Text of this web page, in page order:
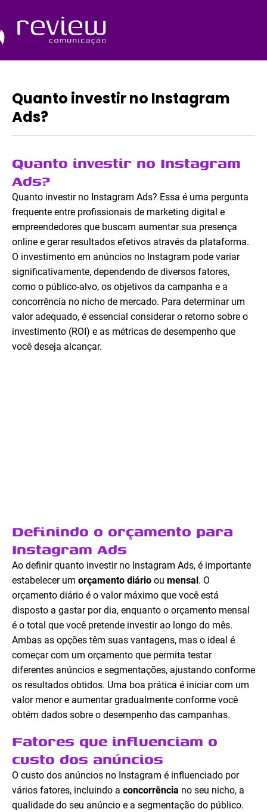
o
conteúdo
Quanto investir no Instagram
Ads?
Quanto investir no Instagram
Ads?
Quanto investir no Instagram Ads? Essa é uma pergunta
frequente entre profissionais de marketing digital e
empreendedores que buscam aumentar sua presença
online e gerar resultados efetivos através da plataforma.
O investimento em anúncios no Instagram pode variar
significativamente, dependendo de diversos fatores,
como o público-alvo, os objetivos da campanha e a
concorrência no nicho de mercado. Para determinar um
valor adequado, é essencial considerar o retorno sobre o
investimento (ROI) e as métricas de desempenho que
você deseja alcançar.
Definindo o orçamento para
Instagram Ads
Ao definir quanto investir no Instagram Ads, é importante
estabelecer um orçamento diário ou mensal . O
orçamento diário é o valor máximo que você está
disposto a gastar por dia, enquanto o orçamento mensal
é o total que você pretende investir ao longo do mês.
Ambas as opções têm suas vantagens, mas o ideal é
começar com um orçamento que permita testar
diferentes anúncios e segmentações, ajustando conforme
os resultados obtidos. Uma boa prática é iniciar com um
valor menor e aumentar gradualmente conforme você
obtém dados sobre o desempenho das campanhas.
Fatores que influenciam o
custo dos anúncios
O custo dos anúncios no Instagram é influenciado por
vários fatores, incluindo a concorrência no seu nicho, a
qualidade do seu anúncio e a segmentação do público.